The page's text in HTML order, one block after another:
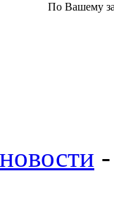
По Вашему